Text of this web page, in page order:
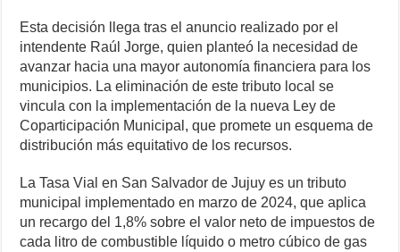
o
k
p
er
k
Esta decisión llega tras el anuncio realizado por el
intendente Raúl Jorge, quien planteó la necesidad de
avanzar hacia una mayor autonomía financiera para los
municipios. La eliminación de este tributo local se
vincula con la implementación de la nueva Ley de
Coparticipación Municipal, que promete un esquema de
distribución más equitativo de los recursos.
La Tasa Vial en San Salvador de Jujuy es un tributo
municipal implementado en marzo de 2024, que aplica
un recargo del 1,8% sobre el valor neto de impuestos de
cada litro de combustible líquido o metro cúbico de gas